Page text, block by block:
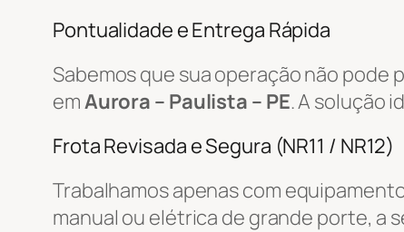
Pontualidade e Entrega Rápida
Sabemos que sua operação não pode
emAurora – Paulista – PE. A solução
Frota Revisada e Segura (NR11 / NR12)
Trabalhamos apenas com
manual ou elétrica de grande porte, a